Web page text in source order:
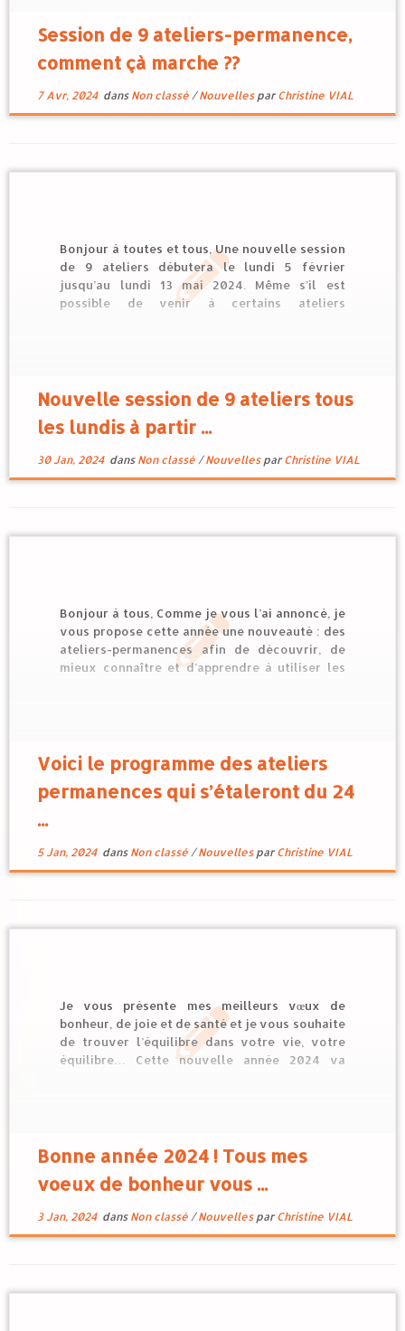
Session de 9 ateliers-permanence,
comment çà marche ??
7 Avr, 2024dans Non classé /Nouvelles parChristine VIAL
Bonjour à toutes et tous, Une nouvelle session
de 9 ateliers débutera le lundi 5 février
jusqu’au lundi 13 mai 2024. Même s’il est
possible de venir à certains ateliers
Nouvelle session de 9 ateliers tous
les lundis à partir ...
30 Jan, 2024dans Non classé /Nouvelles parChristine VIAL
Bonjour à tous, Comme je vous l’ai annoncé, je
vous propose cette année une nouveauté : des
ateliers-permanences afin de découvrir, de
mieux connaître et d’apprendre à utiliser les
Voici le programme des ateliers
permanences qui s’étaleront du 24
...
5 Jan, 2024dans Non classé /Nouvelles parChristine VIAL
Je vous présente mes meilleurs vœux de
bonheur, de joie et de santé et je vous souhaite
de trouver l’équilibre dans votre vie, votre
équilibre… Cette nouvelle année 2024 va
Bonne année 2024 ! Tous mes
voeux de bonheur vous ...
3 Jan, 2024dans Non classé /Nouvelles parChristine VIAL